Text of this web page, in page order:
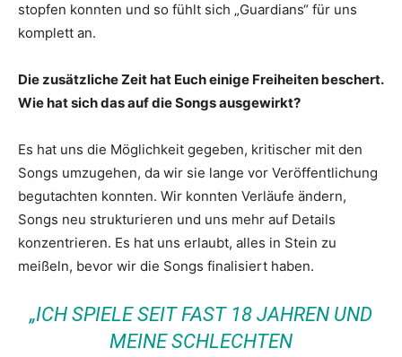
stopfen konnten und so fühlt sich „Guardians“ für uns
komplett an.
Die zusätzliche Zeit hat Euch einige Freiheiten beschert.
Wie hat sich das auf die Songs ausgewirkt?
Es hat uns die Möglichkeit gegeben, kritischer mit den
Songs umzugehen, da wir sie lange vor Veröffentlichung
begutachten konnten. Wir konnten Verläufe ändern,
Songs neu strukturieren und uns mehr auf Details
konzentrieren. Es hat uns erlaubt, alles in Stein zu
meißeln, bevor wir die Songs finalisiert haben.
„ICH SPIELE SEIT FAST 18 JAHREN UND
MEINE SCHLECHTEN